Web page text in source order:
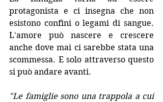
protagonista e ci insegna che non
esistono confini o legami di sangue.
L'amore può nascere e crescere
anche dove mai ci sarebbe stata una
scommessa. E solo attraverso questo
si può andare avanti.
"Le famiglie sono una trappola a cui